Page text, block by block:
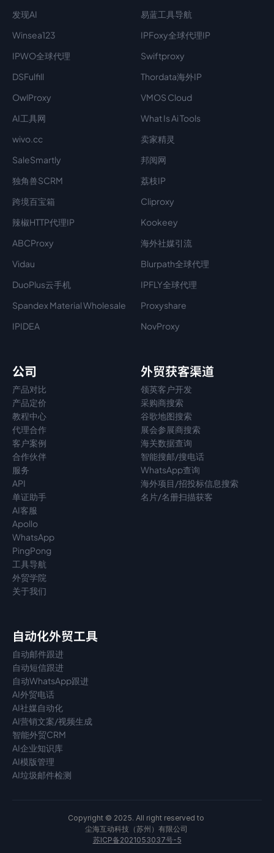
发现AI
易蓝工具导航
Winsea123
IPFoxy全球代理IP
IPWO全球代理
Swiftproxy
DSFulfill
Thordata海外IP
OwlProxy
VMOS Cloud
AI工具网
What Is Ai Tools
wivo.cc
卖家精灵
SaleSmartly
邦阅网
独角兽SCRM
荔枝IP
跨境百宝箱
Cliproxy
辣椒HTTP代理IP
Kookeey
ABCProxy
海外社媒引流
Vidau
Blurpath全球代理
DuoPlus云手机
IPFLY全球代理
Spandex Material Wholesale​
Proxyshare
IPIDEA
NovProxy
公司
产品对比
产品定价
教程中心
代理合作
客户案例
合作伙伴
服务
API
单证助手
AI客服
Apollo
WhatsApp
PingPong
工具导航
外贸学院
关于我们
外贸获客渠道
领英客户开发
采购商搜索
谷歌地图搜索
展会参展商搜索
海关数据查询
智能搜邮/搜电话
WhatsApp查询
海外项目/招投标信息搜索
名片/名册扫描获客
自动化外贸工具
自动邮件跟进
自动短信跟进
自动WhatsApp跟进
AI外贸电话
AI社媒自动化
AI营销文案/视频生成
智能外贸CRM
AI企业知识库
AI模版管理
AI垃圾邮件检测
Copyright © 2025. All right reserved to
尘海互动科技（苏州）有限公司
苏ICP备2021053037号-5